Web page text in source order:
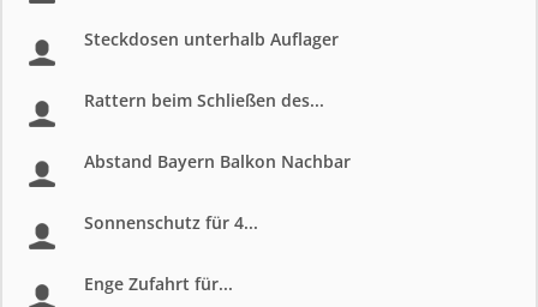
Steckdosen unterhalb Auflager
Rattern beim Schließen des...
Abstand Bayern Balkon Nachbar
Sonnenschutz für 4...
Enge Zufahrt für...